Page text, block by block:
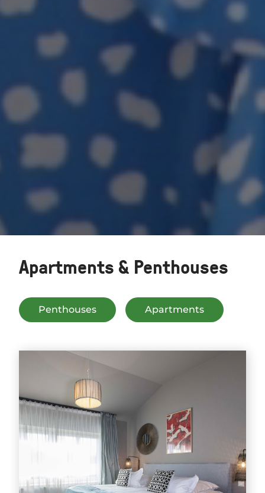
Apartments & Penthouses
Penthouses Apartments